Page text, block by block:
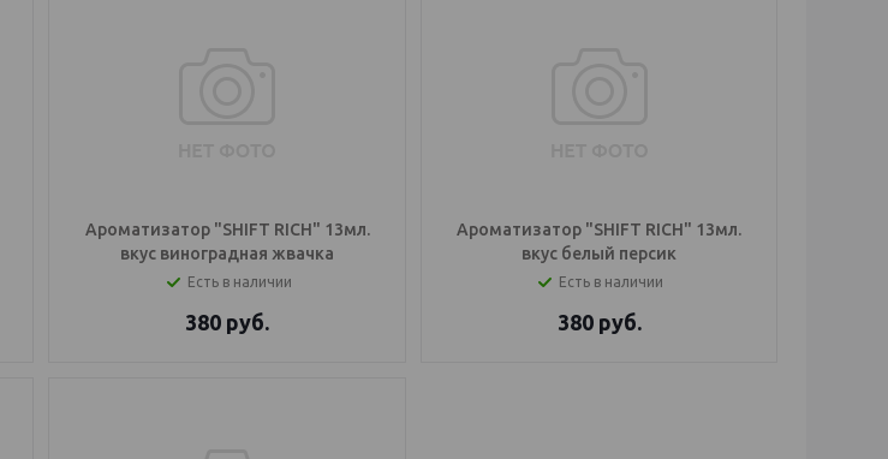
Ароматизатор "SHIFT RICH" 13мл.
вкус виноградная жвачка
Есть в наличии
380 руб.
Ароматизатор "SHIFT RICH" 13мл.
вкус белый персик
Есть в наличии
380руб.